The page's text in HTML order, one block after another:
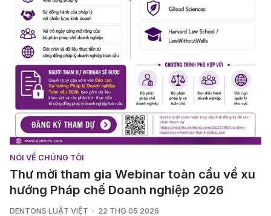
NÓI VỀ CHÚNG TÔI
Thư mời tham gia Webinar toàn cầu về xu
hướng Pháp chế Doanh nghiệp 2026
DENTONS LUẬT VIỆT 22 THG 05 2026